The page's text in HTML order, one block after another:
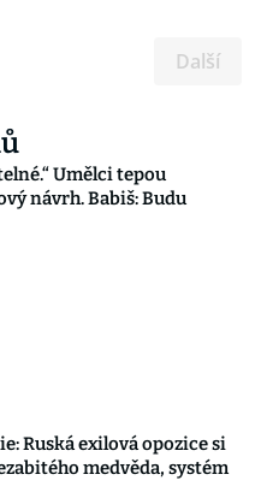
Další
Umělci tepou
návrh. Babiš: Budu
Ruská exilová opozice si
medvěda, systém